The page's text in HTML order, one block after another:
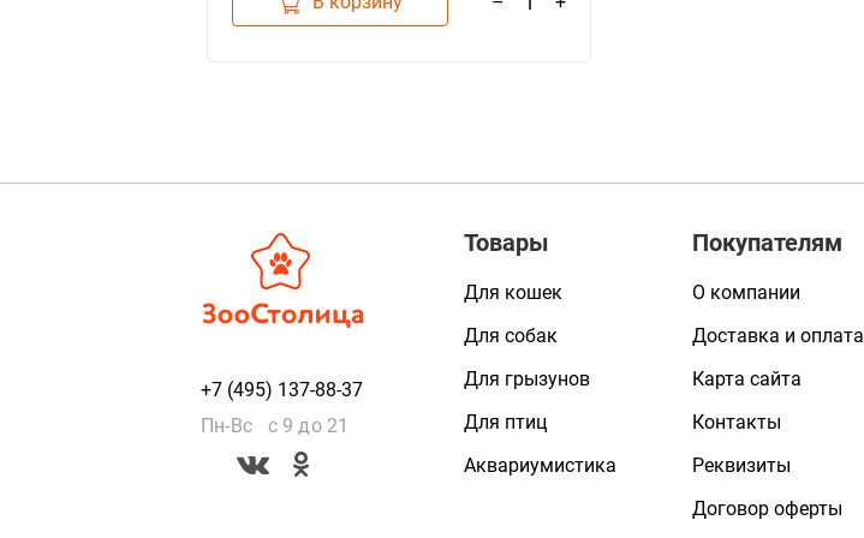
+7 (495) 137-88-37
Пн-Вс с 9 до 21
Товары
Для кошек
Для собак
Для грызунов
Для птиц
Аквариумистика
Покупателям
О компании
Доставка и оплата
Карта сайта
Контакты
Реквизиты
Договор оферты